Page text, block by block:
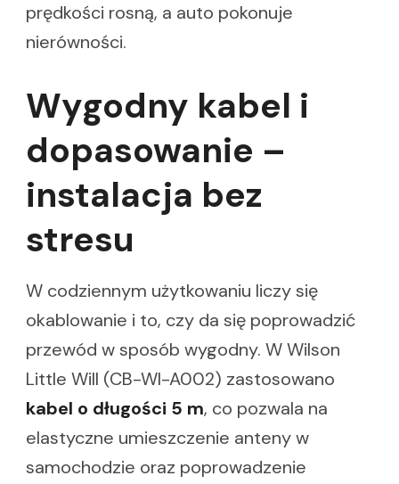
prędkości rosną, a auto pokonuje
nierówności.
Wygodny kabel i
dopasowanie –
instalacja bez
stresu
W codziennym użytkowaniu liczy się
okablowanie i to, czy da się poprowadzić
przewód w sposób wygodny. W Wilson
Little Will (CB-WI-A002) zastosowano
kabel o długości 5 m, co pozwala na
elastyczne umieszczenie anteny w
samochodzie oraz poprowadzenie